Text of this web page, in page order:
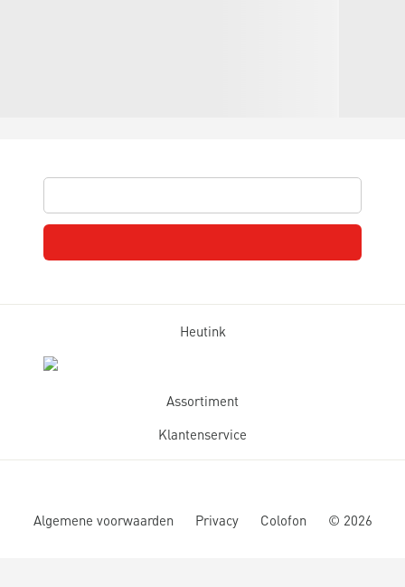
Heutink
Assortiment
Klantenservice
Algemene voorwaarden Privacy Colofon © 2026